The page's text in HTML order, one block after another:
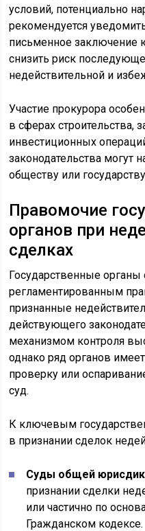
условий, потенциально
рекомендуется
письменное заключение
снизить риск
недействительной и
Участие прокурора
в сферах строительства,
инвестиционных
законодательства могут
обществу или
Правомочие
органов при
сделках
Государственные органы
регламентированным
признанные
действующего
механизмом контроля
однако ряд органов
проверку или
суд.
К ключевым
в признании сделок
Суды общей
признании сделки
или частично по
Гражданском кодексе.